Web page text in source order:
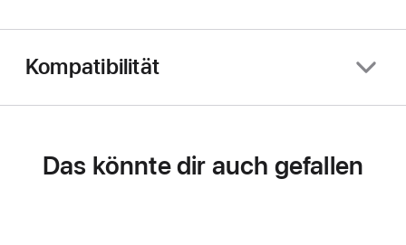
Kompatibilität
Das könnte dir auch gefallen